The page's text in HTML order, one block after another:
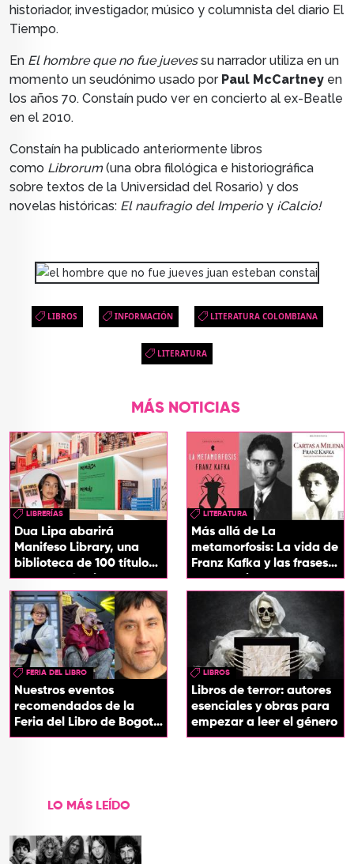
historiador, investigador, músico y columnista del diario El
Tiempo.
En El hombre que no fue juevessu narrador utiliza en un
momento un seudónimo usado por Paul McCartney en
los años 70. Constaín pudo ver en concierto al ex-Beatle
en el 2010.
Constaín ha publicado anteriormente libros
como Librorum(una obra filológica e historiográfica
sobre textos de la Universidad del Rosario) y dos
novelas históricas: El naufragio del Imperioy ¡Calcio!
LIBROS INFORMACIÓN LITERATURA COLOMBIANA
LITERATURA
MÁS NOTICIAS
LIBRERÍAS
Dua Lipa abarirá
Manifeso Library, una
biblioteca de 100 títulos
que desafían la censura
y el poder
LITERATURA
Más allá de La
metamorfosis: La vida de
Franz Kafka y las frases
que definieron su
universo literario
FERIA DEL LIBRO
Nuestros eventos
recomendados de la
Feria del Libro de Bogotá
2026
LIBROS
Libros de terror: autores
esenciales y obras para
empezar a leer el género
LO MÁS LEÍDO